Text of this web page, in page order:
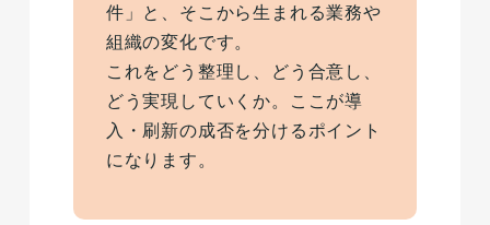
件」と、そこから生まれる業務や
組織の変化です。
これをどう整理し、どう合意し、
どう実現していくか。ここが導
入・刷新の成否を分けるポイント
になります。